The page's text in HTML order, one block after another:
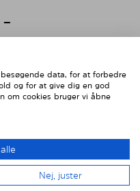
at vælge en solfilm
at toning falmer og
et sted med
være en fordel at
til solfilm
data, for at forbedre
og for at give dig en god
om cookies bruger vi åbne
Nej, juster